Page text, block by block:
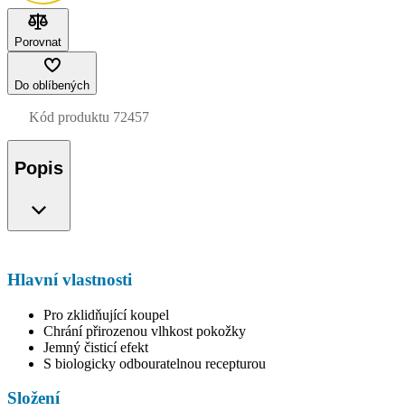
Porovnat
Do oblíbených
Kód produktu 72457
Popis
Hlavní vlastnosti
Pro zklidňující koupel
Chrání přirozenou vlhkost pokožky
Jemný čisticí efekt
S biologicky odbouratelnou recepturou
Složení